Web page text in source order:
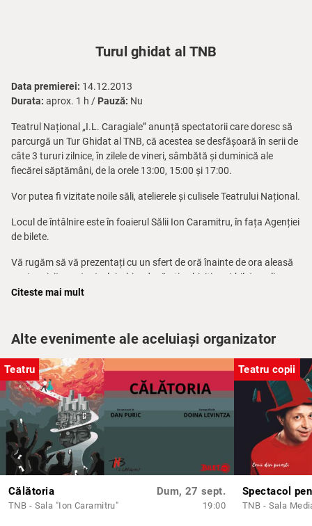
Turul ghidat al TNB
Data premierei: 14.12.2013
Durata: aprox. 1 h / Pauză: Nu
Teatrul Național „I.L. Caragiale” anunță spectatorii care doresc să
parcurgă un Tur Ghidat al TNB, că acestea se desfășoară în serii de
câte 3 tururi zilnice, în zilele de vineri, sâmbătă și duminică ale
fiecărei săptămâni, de la orele 13:00, 15:00 și 17:00.
Vor putea fi vizitate noile săli, atelierele și culisele Teatrului Național.
Locul de întâlnire este în foaierul Sălii Ion Caramitru, în fața Agenției
de bilete.
Vă rugăm să vă prezentați cu un sfert de oră înainte de ora aleasă
pentru vizitarea teatrului, chiar dacă ați achiziționat bilete online.
Pe baza unei solicitări telefonice prealabile între orele 10.00 – 14.00
la nr. 0744 633 188 (dl. Ionuț Corpaci) poate fi programat un tur
ghidat în limba engleză.
Citeste mai mult
Alte evenimente ale aceluiași organizator
Teatru
Călătoria
TNB - Sala "Ion Caramitru"
Dum, 27 sept.
19:00
Teatru copii
Spectacol
TNB - Sala